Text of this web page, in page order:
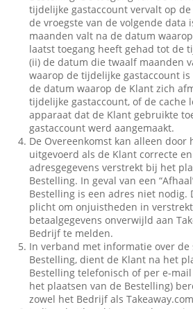
tijdelijke gastaccount vervalt op
de vroegste van de volgende data
maanden valt na de datum
laatst toegang heeft gehad tot de
(ii) de datum die twaalf maanden
waarop de tijdelijke gastaccount
de datum waarop de Klant zich
tijdelijke gastaccount, of de cache
apparaat dat de Klant gebruikte
gastaccount werd aangemaakt.
De Overeenkomst kan alleen
uitgevoerd als de Klant correcte
adresgegevens verstrekt bij het
Bestelling. In geval van een
Bestelling is een adres niet nodig.
plicht om onjuistheden in
betaalgegevens onverwijld aan
Bedrijf te melden.
In verband met informatie over de
Bestelling, dient de Klant na het
Bestelling telefonisch of per e-
het plaatsen van de Bestelling)
zowel het Bedrijf als